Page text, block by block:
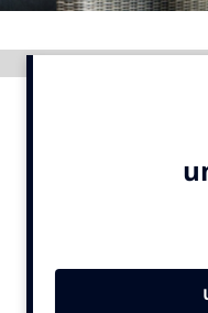
Adverteren
Events
Opleidingen
Artificial Intelligence